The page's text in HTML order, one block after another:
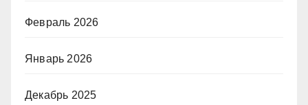
Февраль 2026
Январь 2026
Декабрь 2025